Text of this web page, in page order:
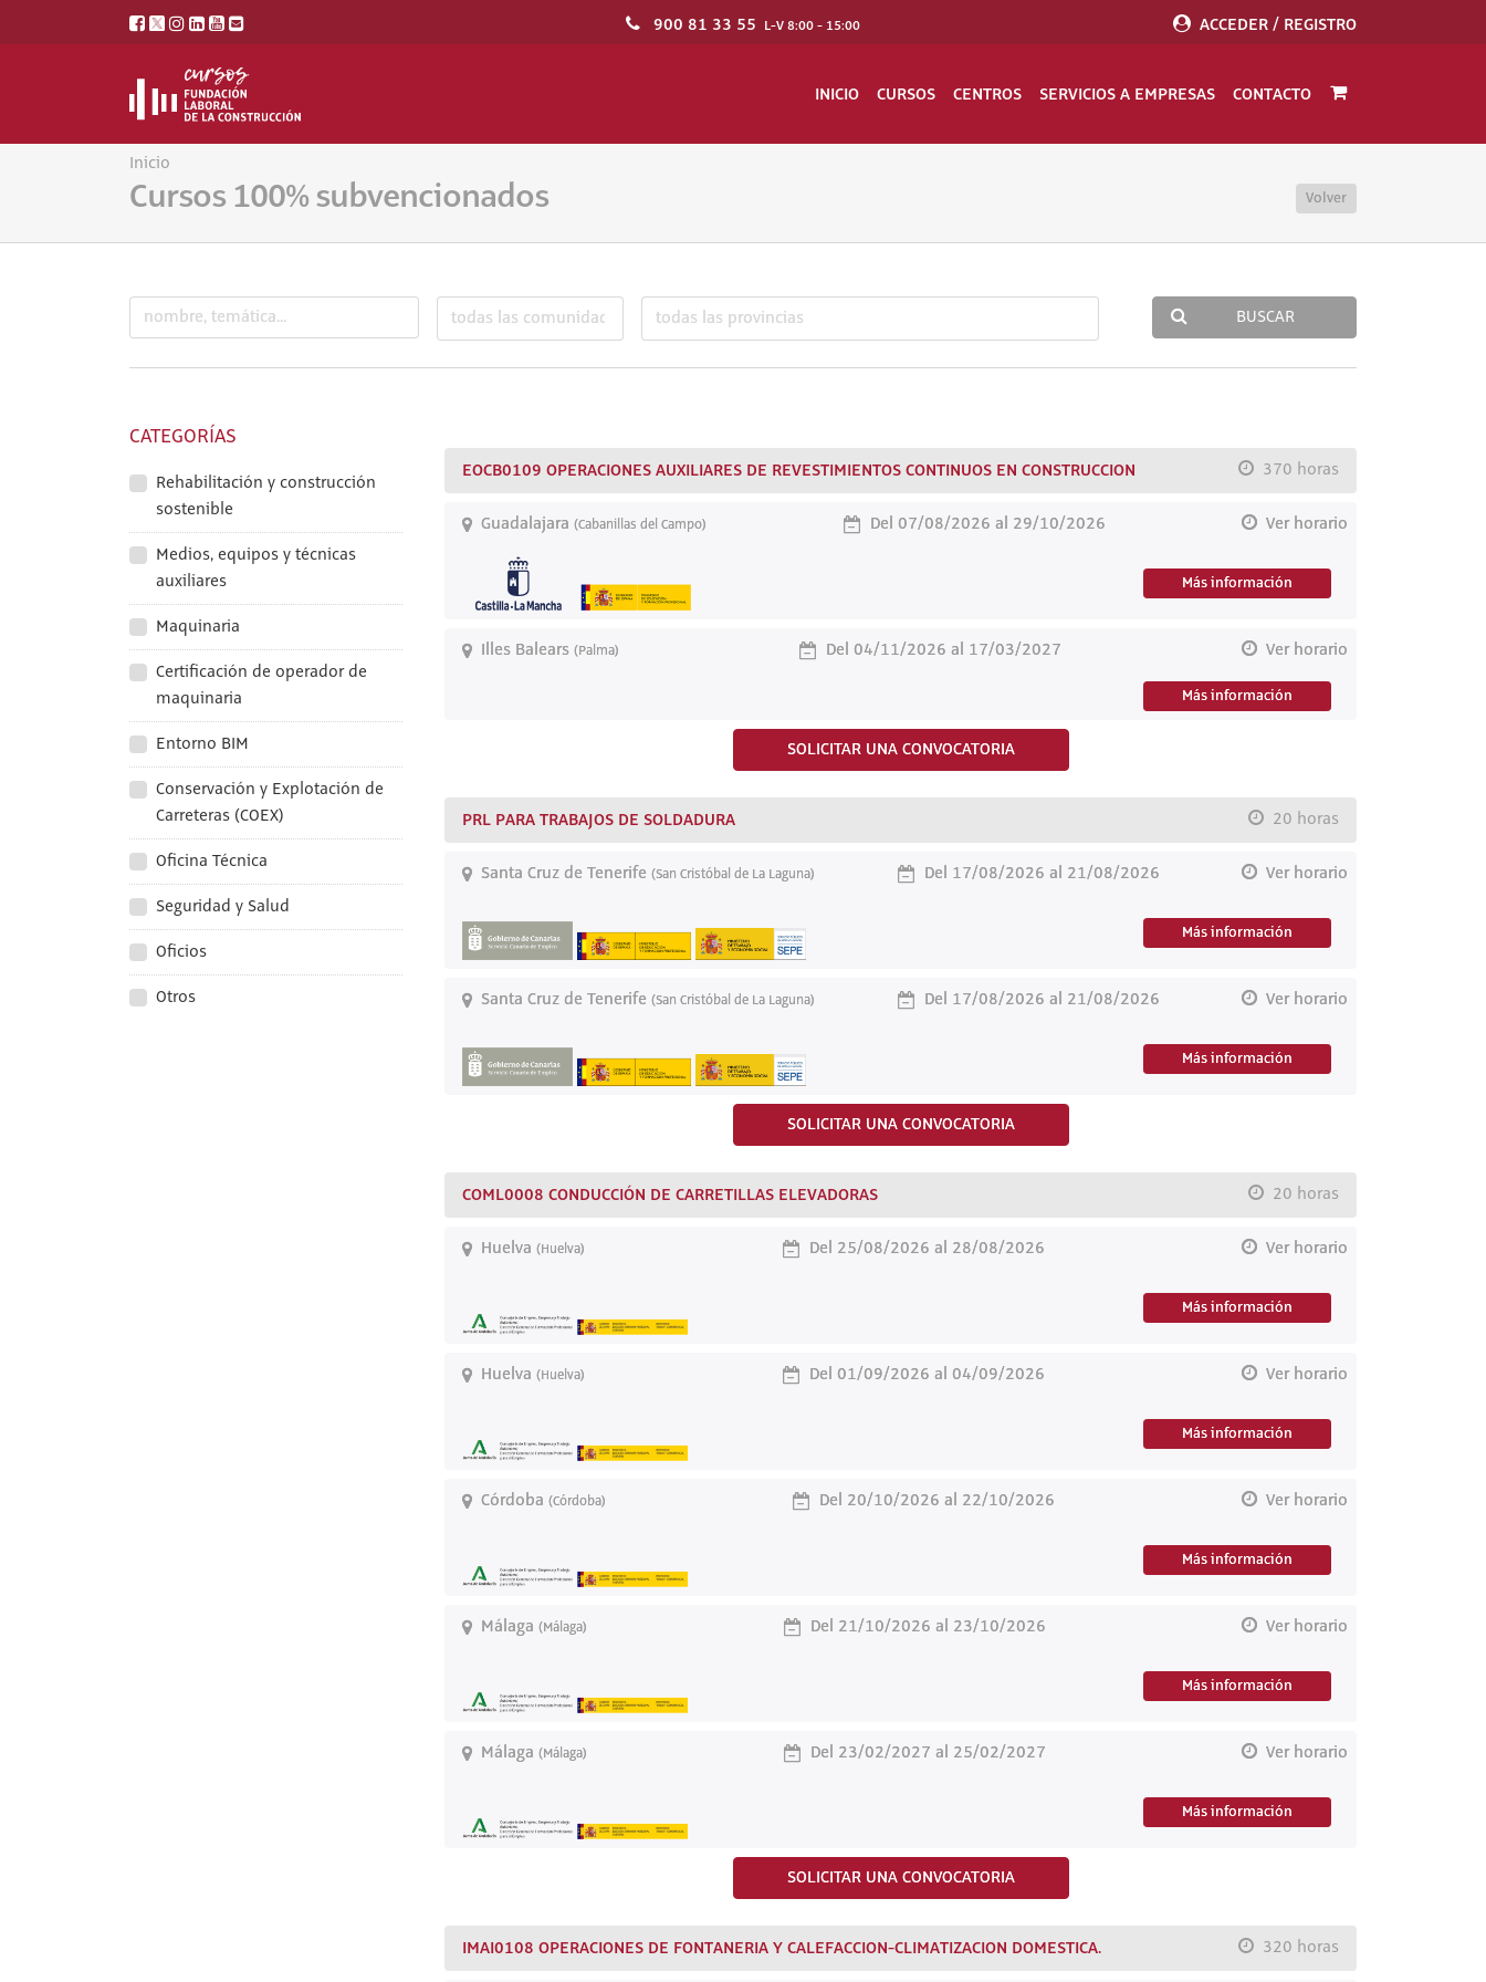
900 81 33 55 L-V 8:00 - 15:00 ACCEDER / REGISTRO
INICIO CURSOS CENTROS SERVICIOS A EMPRESAS CONTACTO
Inicio
Cursos 100% subvencionados Volver
BUSCAR
CATEGORÍAS
Rehabilitación y construcción
sostenible
Medios, equipos y técnicas
auxiliares
Maquinaria
Certificación de operador de
maquinaria
Entorno BIM
Conservación y Explotación de
Carreteras (COEX)
Oficina Técnica
Seguridad y Salud
Oficios
Otros
370 horas
EOCB0109 OPERACIONES AUXILIARES DE REVESTIMIENTOS CONTINUOS EN CONSTRUCCION
Guadalajara (Cabanillas del Campo) Del 07/08/2026 al 29/10/2026 Ver horario
Más información
Illes Balears (Palma) Del 04/11/2026 al 17/03/2027 Ver horario
Más información
SOLICITAR UNA CONVOCATORIA
20 horas
PRL PARA TRABAJOS DE SOLDADURA
Santa Cruz de Tenerife (San Cristóbal de La Laguna) Del 17/08/2026 al 21/08/2026 Ver horario
Más información
Santa Cruz de Tenerife (San Cristóbal de La Laguna) Del 17/08/2026 al 21/08/2026 Ver horario
Más información
SOLICITAR UNA CONVOCATORIA
20 horas
COML0008 CONDUCCIÓN DE CARRETILLAS ELEVADORAS
Huelva (Huelva) Del 25/08/2026 al 28/08/2026 Ver horario
Más información
Huelva (Huelva) Del 01/09/2026 al 04/09/2026 Ver horario
Más información
Córdoba (Córdoba) Del 20/10/2026 al 22/10/2026 Ver horario
Más información
Málaga (Málaga) Del 21/10/2026 al 23/10/2026 Ver horario
Más información
Málaga (Málaga) Del 23/02/2027 al 25/02/2027 Ver horario
Más información
SOLICITAR UNA CONVOCATORIA
320 horas
IMAI0108 OPERACIONES DE FONTANERIA Y CALEFACCION-CLIMATIZACION DOMESTICA.